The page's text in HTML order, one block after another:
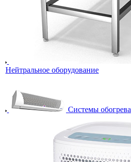
Нейтральное оборудование
Системы обогрева